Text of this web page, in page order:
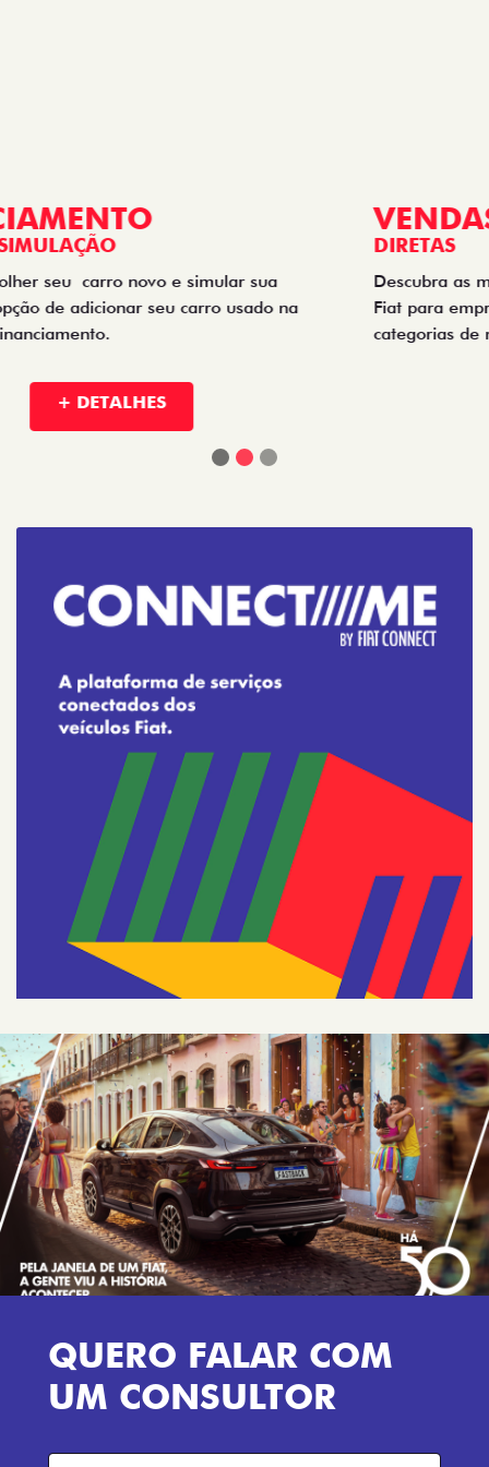
VENDAS
Descubra as melhores soluções e descontos em um novo
Fiat para empresas, produtores rurais, taxistas e outras
+ DETALHES
QUERO FALAR COM
UM CONSULTOR